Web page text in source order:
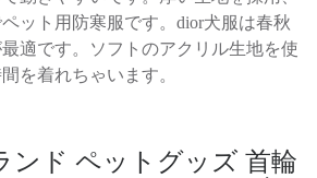
ット用防寒服です。dior犬服は春秋
適です。ソフトのアクリル生地を使
を着れちゃいます。
ンド ペットグッズ 首輪